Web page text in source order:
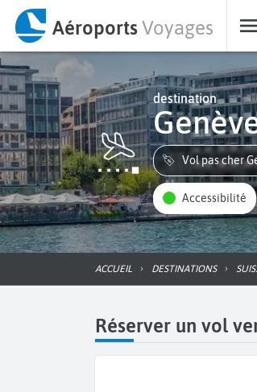
AéroportsVoyages
destination
Vol pas cher
Accessibilité
ACCUEIL DESTINATIONS
Réserver un vol